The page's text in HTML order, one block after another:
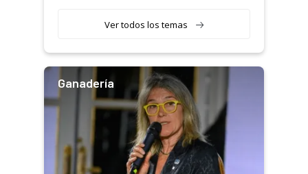
variedades que marcan un
salto tecnológico en genética y
Ver todos los temas
Ganadería